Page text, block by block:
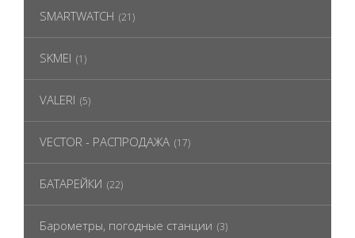
SMARTWATCH (21)
SKMEI (1)
VALERI (5)
VECTOR - РАСПРОДАЖА (17)
БАТАРЕЙКИ (22)
Барометры, погодные станции (3)